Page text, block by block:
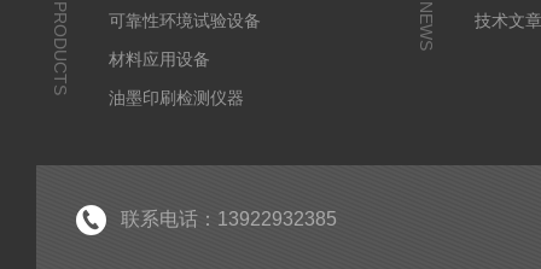
PRODUCTS
可靠性环境试验设备
材料应用设备
油墨印刷检测仪器
NEWS
技术文
联系电话：13922932385